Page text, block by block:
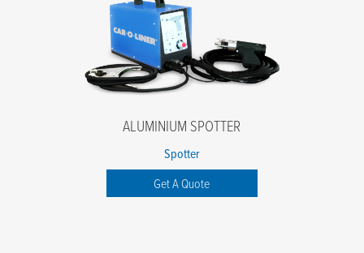
ALUMINIUM SPOTTER
Spotter
Get A Quote